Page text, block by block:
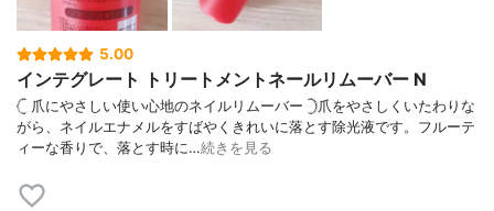
5.00
インテグレート トリートメントネールリムーバー N
𓊆 爪にやさしい使い心地のネイルリムーバー 𓊇爪をやさしくいたわりな
がら、ネイルエナメルをすばやくきれいに落とす除光液です。フルーテ
ィーな香りで、落とす時に…続きを見る